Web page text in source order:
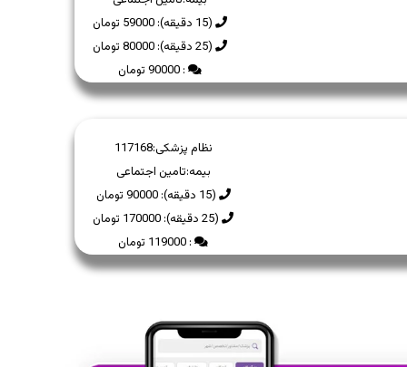
(15 دقیقه): 59000 تومان
(25 دقیقه): 80000 تومان
: 90000 تومان
نظام پزشکی:117168
بیمه:تامین اجتماعی
(15 دقیقه): 90000 تومان
(25 دقیقه): 170000 تومان
: 119000 تومان